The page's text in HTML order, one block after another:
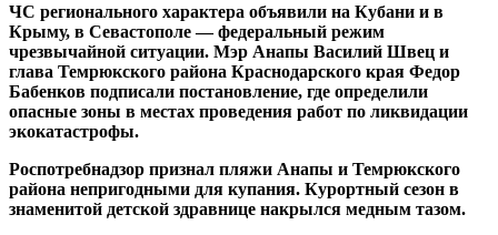
ЧС регионального характера объявили на Кубани и в
Крыму, в Севастополе — федеральный режим
чрезвычайной ситуации. Мэр Анапы Василий Швец и
глава Темрюкского района Краснодарского края Федор
Бабенков подписали постановление, где определили
опасные зоны в местах проведения работ по ликвидации
экокатастрофы.
Роспотребнадзор признал пляжи Анапы и Темрюкского
района непригодными для купания. Курортный сезон в
знаменитой детской здравнице накрылся медным тазом.